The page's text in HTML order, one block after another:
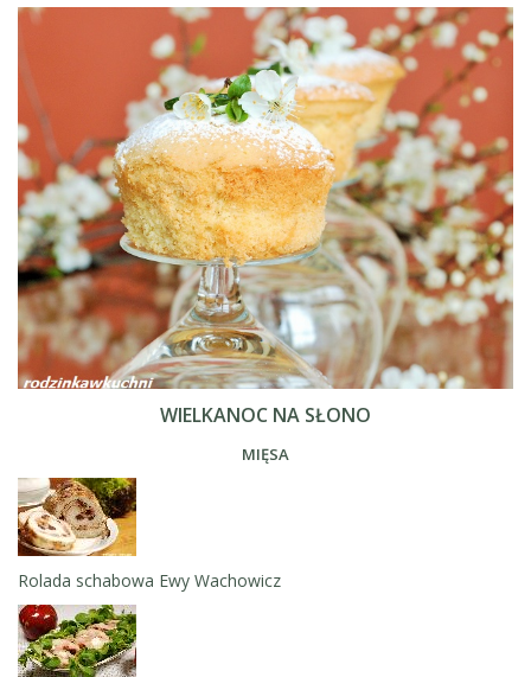
WIELKANOC NA SŁONO
MIĘSA
Rolada schabowa Ewy Wachowicz